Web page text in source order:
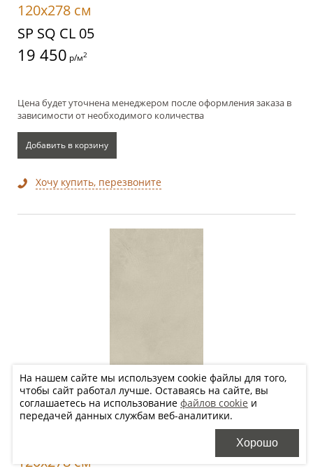
120x278 см
SP SQ CL 05
19 450 р/м2
Цена будет уточнена менеджером после оформления заказа в
зависимости от необходимого количества
Добавить в корзину
Хочу купить, перезвоните
120x278 см
На нашем сайте мы используем cookie файлы для того,
чтобы сайт работал лучше. Оставаясь на сайте, вы
соглашаетесь на использование файлов cookie и
передачей данных службам веб-аналитики.
Хорошо